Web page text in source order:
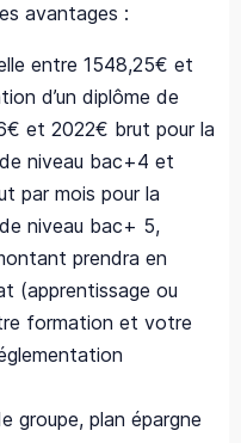
avantages :
entre 1548,25€ et
d’un diplôme de
et 2022€ brut pour la
niveau bac+4 et
par mois pour la
niveau bac+ 5,
prendra en
(apprentissage ou
formation et votre
groupe, plan épargne